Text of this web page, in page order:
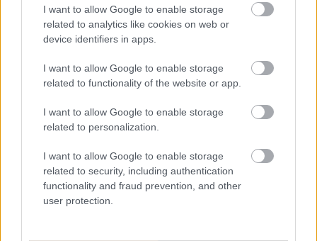
I want to allow Google to enable storage
related to analytics like cookies on web or
device identifiers in apps.
I want to allow Google to enable storage
related to functionality of the website or app.
I want to allow Google to enable storage
related to personalization.
I want to allow Google to enable storage
related to security, including authentication
functionality and fraud prevention, and other
user protection.
Innovatív megoldások segítik a
természeti erőforrások hatékony
használatát
Israeli Embassy•2021. július 27.